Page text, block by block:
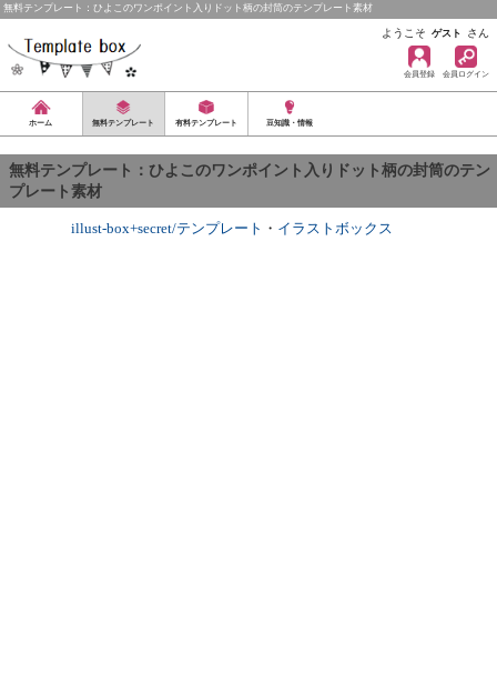
無料テンプレート：ひよこのワンポイント入りドット柄の封筒のテンプレート素材
ようこそ ゲスト さん
会員登録 会員ログイン
ホーム 無料テンプレート 有料テンプレート 豆知識・情報
無料テンプレート：ひよこのワンポイント入りドット柄の封筒のテン
プレート素材
illust-box+secret/テンプレート ・ イラストボックス